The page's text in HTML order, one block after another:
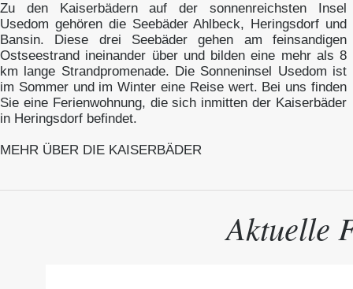
Zu den Kaiserbädern auf der sonnenreichsten Insel
Usedom gehören die Seebäder Ahlbeck, Heringsdorf und
Bansin. Diese drei Seebäder gehen am feinsandigen
Ostseestrand ineinander über und bilden eine mehr als 8
km lange Strandpromenade. Die Sonneninsel Usedom ist
im Sommer und im Winter eine Reise wert. Bei uns finden
Sie eine Ferienwohnung, die sich inmitten der Kaiserbäder
in Heringsdorf befindet.
MEHR ÜBER DIE KAISERBÄDER
Aktuelle